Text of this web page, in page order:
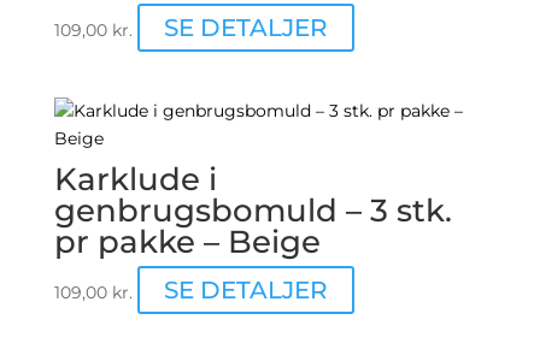
109,00 kr. SE DETALJER
Karklude i
genbrugsbomuld – 3 stk.
pr pakke – Beige
109,00 kr. SE DETALJER